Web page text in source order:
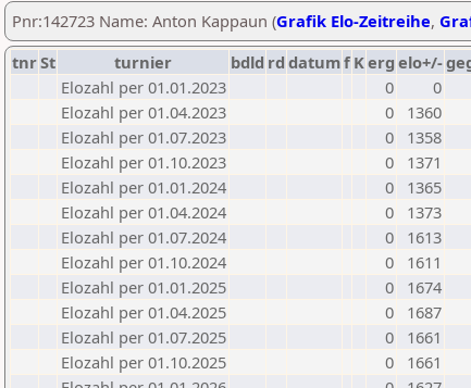
Pnr:142723 Name: Anton Kappaun (Grafik Elo-Zeitreihe,
tnrSt turnier bdld rd datumf Kerg elo+/-
Elozahl per 01.01.2023
0
0
Elozahl per 01.04.2023
0
1360
Elozahl per 01.07.2023
0
1358
Elozahl per 01.10.2023
0
1371
Elozahl per 01.01.2024
0
1365
Elozahl per 01.04.2024
0
1373
Elozahl per 01.07.2024
0
1613
Elozahl per 01.10.2024
0
1611
Elozahl per 01.01.2025
0
1674
Elozahl per 01.04.2025
0
1687
Elozahl per 01.07.2025
0
1661
Elozahl per 01.10.2025
0
1661